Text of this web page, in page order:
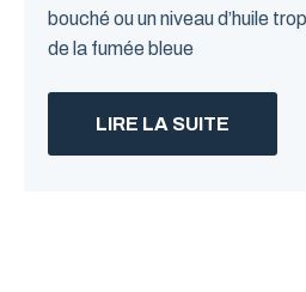
bouché ou un niveau d’huile
de la fumée bleue
LIRE LA SUITE